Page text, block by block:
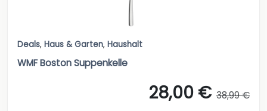
Deals, Haus & Garten, Haushalt
WMF Boston Suppenkelle
28,00 € 38,99 €